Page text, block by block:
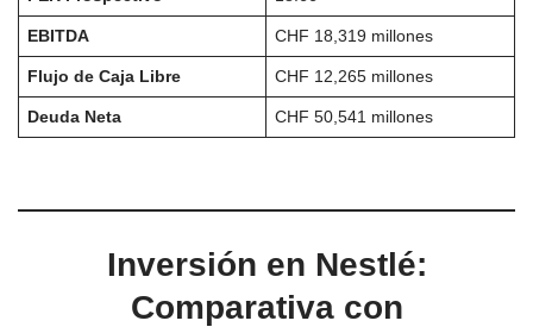
EBITDA CHF 18,319 millones
Flujo de Caja Libre CHF 12,265 millones
Deuda Neta CHF 50,541 millones
Inversión en Nestlé:
Comparativa con